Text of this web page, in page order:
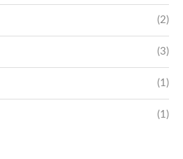
(2)
(3)
(1)
(1)